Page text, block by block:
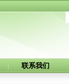
联系我们